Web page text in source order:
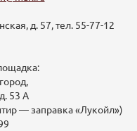
д. 57, тел. 55-77-12
53 А
— заправка «Лукойл»)